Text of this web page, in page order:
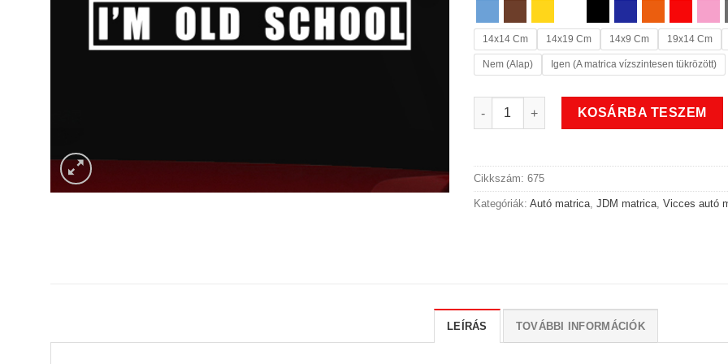
14x14 Cm 14x19 Cm 14x9 Cm 19x14 Cm
Nem (Alap) Igen (A matrica vízszintesen tükrözött)
Old school vicces JDM matrica mennyiség
KOSÁRBA TESZEM
Cikkszám: 675
Kategóriák: Autó matrica, JDM matrica, Vicces autó
LEÍRÁS TOVÁBBI INFORMÁCIÓK